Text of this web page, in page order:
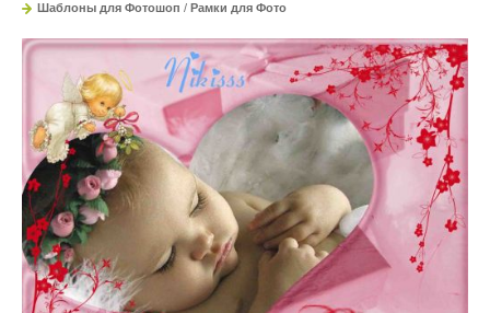
Шаблоны для Фотошоп / Рамки для Фото